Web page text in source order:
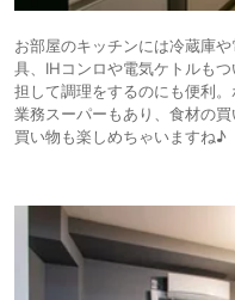
お部屋のキッチンには冷蔵庫
具、IHコンロや電気ケトルも
担して調理をするのにも便利
業務スーパーもあり、食材の
買い物も楽しめちゃいますね♪